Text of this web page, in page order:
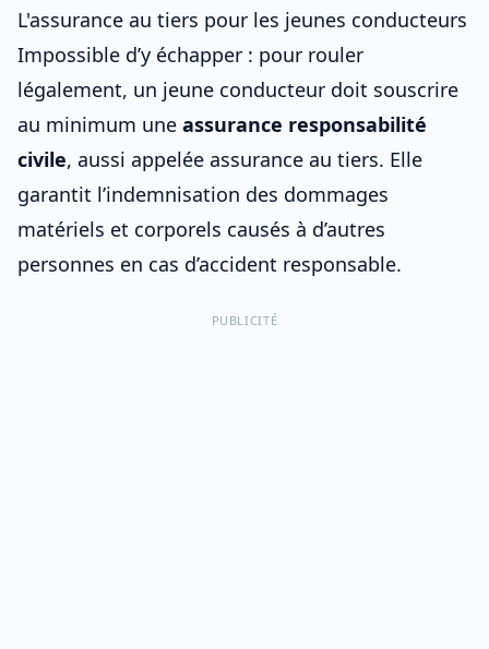
L'assurance au tiers pour les jeunes conducteurs
Impossible d’y échapper : pour rouler
légalement, un jeune conducteur doit souscrire
au minimum une assurance responsabilité
civile, aussi appelée assurance au tiers. Elle
garantit l’indemnisation des dommages
matériels et corporels causés à d’autres
personnes en cas d’accident responsable.
PUBLICITÉ